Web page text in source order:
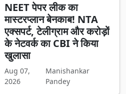
NEET पेपर लीक का
मास्टरप्लान बेनकाब! NTA
एक्सपर्ट, टेलीग्राम और करोड़ों
के नेटवर्क का CBI ने किया
खुलासा
Aug 07,
2026
Manishankar
Pandey